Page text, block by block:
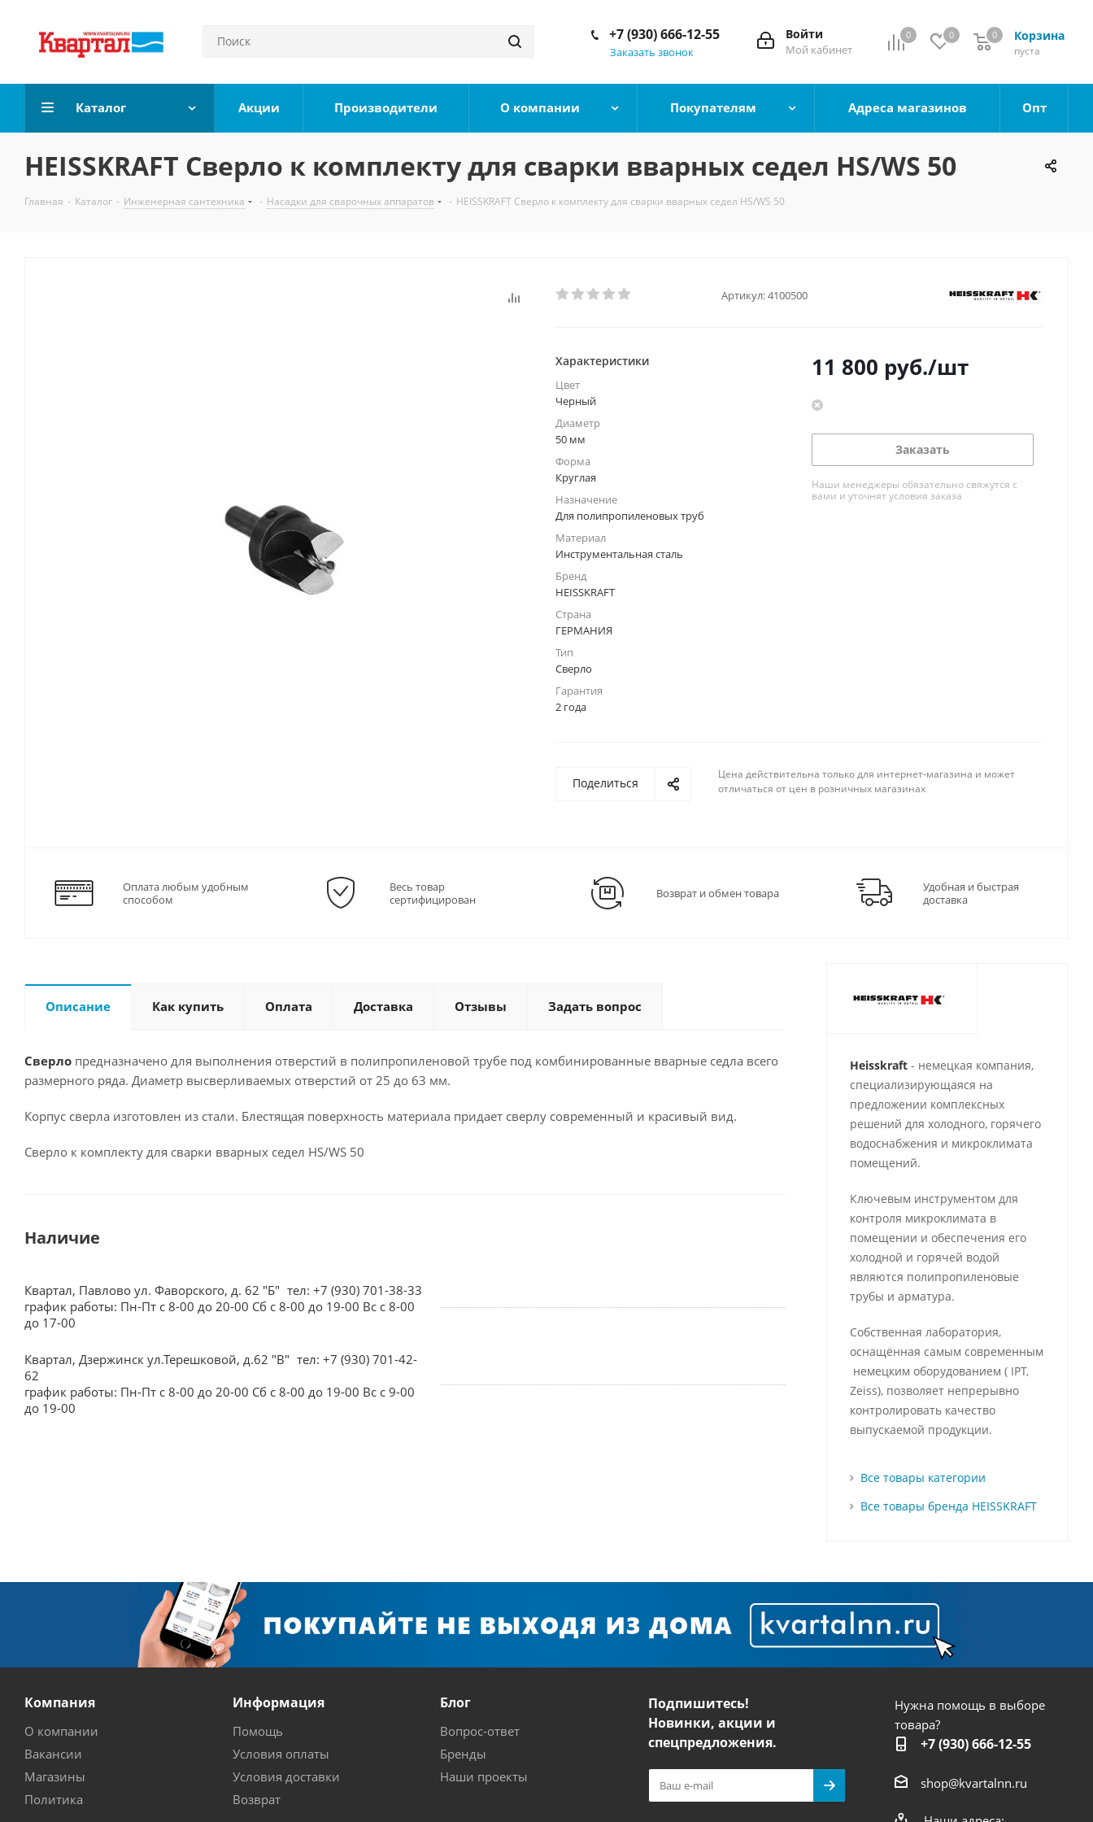
0 0 Корзина
0
пуста
0
Войти
Мой кабинет
+7 (930) 666-12-55
Заказать звонок
Каталог Акции Производители О компании Покупателям Адреса магазинов Опт
HEISSKRAFT Сверло к комплекту для сварки вварных седел HS/WS 50
Главная - Каталог - Инженерная сантехника - Насадки для сварочных аппаратов - HEISSKRAFT Сверло к комплекту для сварки вварных седел HS/WS 50
Артикул:4100500
Характеристики
Цвет
Черный
Диаметр
50 мм
Форма
Круглая
Назначение
Для полипропиленовых труб
Материал
Инструментальная сталь
Бренд
HEISSKRAFT
Страна
ГЕРМАНИЯ
Тип
Сверло
Гарантия
2 года
11 800 руб./шт
Заказать
Наши менеджеры обязательно свяжутся с
вами и уточнят условия заказа
Поделиться
Цена действительна только для интернет-магазина и может
отличаться от цен в розничных магазинах
Оплата любым удобным
способом
Весь товар
сертифицирован
Возврат и обмен товара
Удобная и быстрая
доставка
Описание Как купить Оплата Доставка Отзывы Задать вопрос
Сверло предназначено для выполнения отверстий в полипропиленовой трубе под комбинированные вварные седла всего
размерного ряда. Диаметр высверливаемых отверстий от 25 до 63 мм.
Корпус сверла изготовлен из стали. Блестящая поверхность материала придает сверлу современный и красивый вид.
Сверло к комплекту для сварки вварных седел HS/WS 50
Наличие
Квартал, Павлово ул. Фаворского, д. 62 "Б" тел: +7 (930) 701-38-33
график работы: Пн-Пт с 8-00 до 20-00 Сб с 8-00 до 19-00 Вс с 8-00
до 17-00
Квартал, Дзержинск ул.Терешковой, д.62 "В" тел: +7 (930) 701-42-
62
график работы: Пн-Пт с 8-00 до 20-00 Сб с 8-00 до 19-00 Вс с 9-00
до 19-00
Heisskraft- немецкая компания,
специализирующаяся на
предложении комплексных
решений для холодного, горячего
водоснабжения и микроклимата
помещений.
Ключевым инструментом для
контроля микроклимата в
помещении и обеспечения его
холодной и горячей водой
являются полипропиленовые
трубы и арматура.
Собственная лаборатория,
оснащённая самым современным
немецким оборудованием ( IPT,
Zeiss), позволяет непрерывно
контролировать качество
выпускаемой продукции.
Все товары категории
Все товары бренда HEISSKRAFT
Компания
О компании
Вакансии
Магазины
Политика
Информация
Помощь
Условия оплаты
Условия доставки
Возврат
Блог
Вопрос-ответ
Бренды
Наши проекты
Подпишитесь!
Новинки, акции и
спецпредложения.
Нужна помощь в выборе
товара?
+7 (930) 666-12-55
shop@kvartalnn.ru